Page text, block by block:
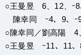
○王曼昱 6、12、ｰ
陳幸同 ｰ4、9、ｰ
○陳幸同／劉高陽 4
○王曼昱 ｰ11、11